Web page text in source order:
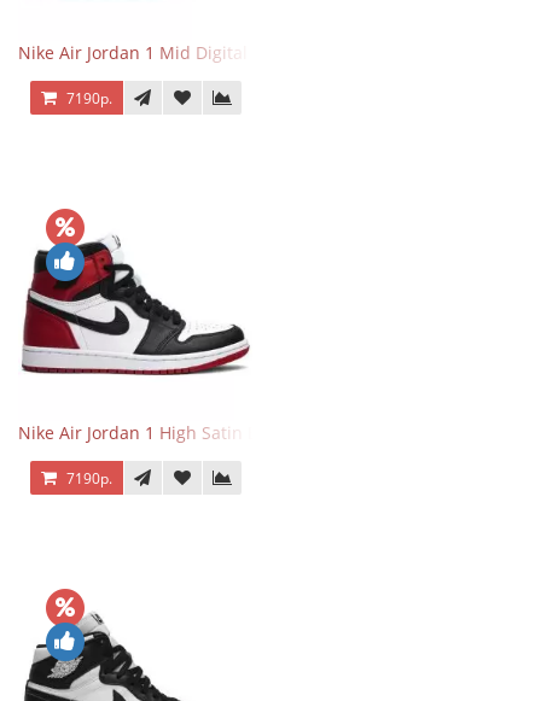
Nike Air Jordan 1 Mid Digital Pink
7190р.
Nike Air Jordan 1 High Satin Black Toe
7190р.